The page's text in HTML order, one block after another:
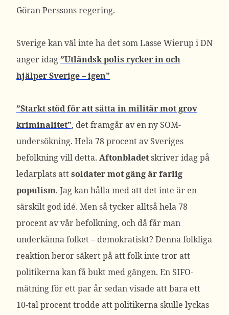
Göran Perssons regering.
Sverige kan väl inte ha det som Lasse Wierup i DN
anger idag”Utländsk polis rycker in och
hjälper Sverige – igen”
”Starkt stöd för att sätta in militär mot grov
kriminalitet”, det framgår av en ny SOM-
undersökning. Hela 78 procent av Sveriges
befolkning vill detta. Aftonbladetskriver idag på
ledarplats attsoldater mot gäng är farlig
populism. Jag kan hålla med att det inte är en
särskilt god idé. Men så tycker alltså hela 78
procent av vår befolkning, och då får man
underkänna folket – demokratiskt? Denna folkliga
reaktion beror säkert på att folk inte tror att
politikerna kan få bukt med gängen. En SIFO-
mätning för ett par år sedan visade att bara ett
10-tal procent trodde att politikerna skulle lyckas